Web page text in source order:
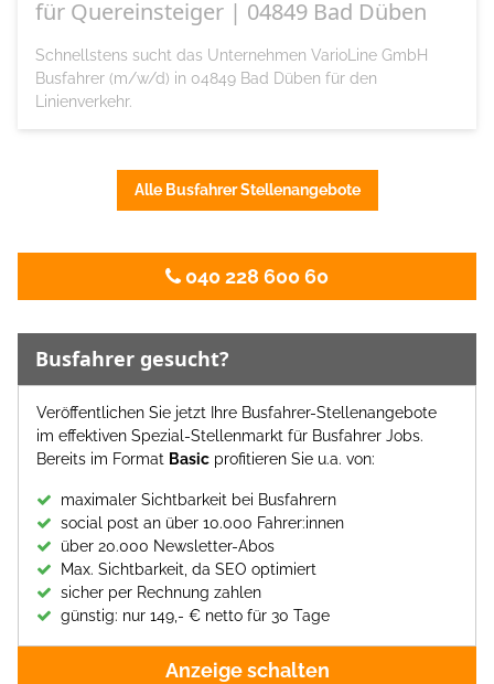
für Quereinsteiger | 04849 Bad Düben
Schnellstens sucht das Unternehmen VarioLine GmbH
Busfahrer (m/w/d) in 04849 Bad Düben für den
Linienverkehr.
Alle Busfahrer Stellenangebote
040 228 600 60
Busfahrer gesucht?
Veröffentlichen Sie jetzt Ihre Busfahrer-Stellenangebote
im effektiven Spezial-Stellenmarkt für Busfahrer Jobs.
Bereits im Format Basic profitieren Sie u.a. von:
maximaler Sichtbarkeit bei Busfahrern
social post an über 10.000 Fahrer:innen
über 20.000 Newsletter-Abos
Max. Sichtbarkeit, da SEO optimiert
sicher per Rechnung zahlen
günstig: nur 149,- € netto für 30 Tage
Anzeige schalten